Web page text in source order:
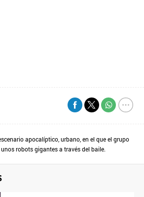
apocalíptico, urbano, en el que el grupo
robots gigantes a través del baile.